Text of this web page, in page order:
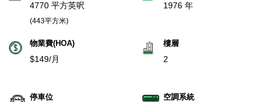
4770 平方英呎
(443平方米)
1976 年
物業費(HOA)
$149/月
樓層
2
停車位 空調系統